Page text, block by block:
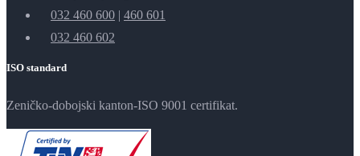
032 460 600 | 460 601
032 460 602
ISO standard
Zeničko-dobojski kanton-ISO 9001 certifikat.